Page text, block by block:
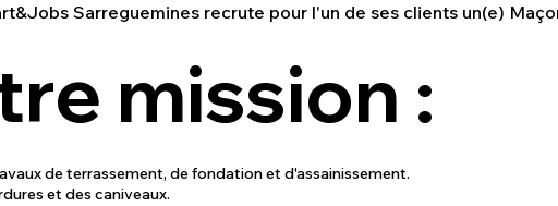
Sarreguemines recrute pour l'un de ses clients un(e)
mission :
de terrassement, de fondation et d'assainissement.
et des caniveaux.